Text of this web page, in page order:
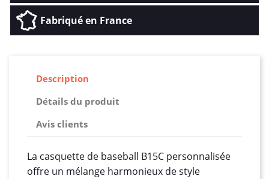
Fabriqué en France
Description
Détails du produit
Avis clients
La casquette de baseball B15C personnalisée
offre un mélange harmonieux de style